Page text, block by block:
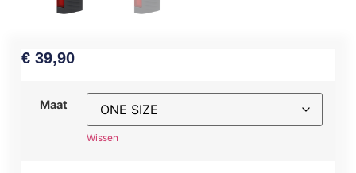
€39,90
Maat
Wissen